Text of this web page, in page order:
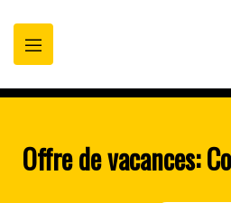
Offre de vacances: